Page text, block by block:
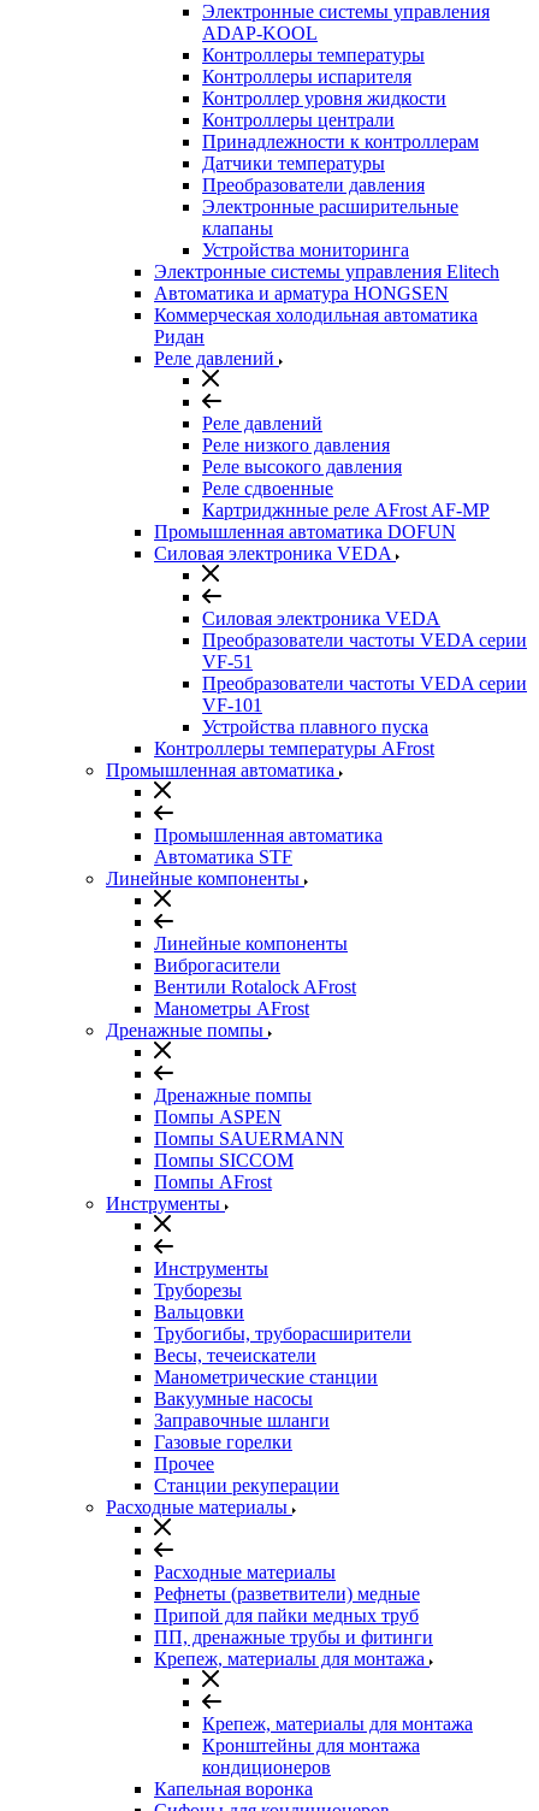
Электронные системы управления
ADAP-KOOL
Контроллеры температуры
Контроллеры испарителя
Контроллер уровня жидкости
Контроллеры централи
Принадлежности к контроллерам
Датчики температуры
Преобразователи давления
Электронные расширительные
клапаны
Устройства мониторинга
Электронные системы управления Elitech
Автоматика и арматура HONGSEN
Коммерческая холодильная автоматика
Ридан
Реле давлений
Реле давлений
Реле низкого давления
Реле высокого давления
Реле сдвоенные
Картриджнные реле AFrost AF-MP
Промышленная автоматика DOFUN
Силовая электроника VEDA
Силовая электроника VEDA
Преобразователи частоты VEDA серии
VF-51
Преобразователи частоты VEDA серии
VF-101
Устройства плавного пуска
Контроллеры температуры AFrost
Промышленная автоматика
Промышленная автоматика
Автоматика STF
Линейные компоненты
Линейные компоненты
Виброгасители
Вентили Rotalock AFrost
Манометры AFrost
Дренажные помпы
Дренажные помпы
Помпы ASPEN
Помпы SAUERMANN
Помпы SICCOM
Помпы AFrost
Инструменты
Инструменты
Труборезы
Вальцовки
Трубогибы, труборасширители
Весы, течеискатели
Манометрические станции
Вакуумные насосы
Заправочные шланги
Газовые горелки
Прочее
Станции рекуперации
Расходные материалы
Расходные материалы
Рефнеты (разветвители) медные
Припой для пайки медных труб
ПП, дренажные трубы и фитинги
Крепеж, материалы для монтажа
Крепеж, материалы для монтажа
Кронштейны для монтажа
кондиционеров
Капельная воронка